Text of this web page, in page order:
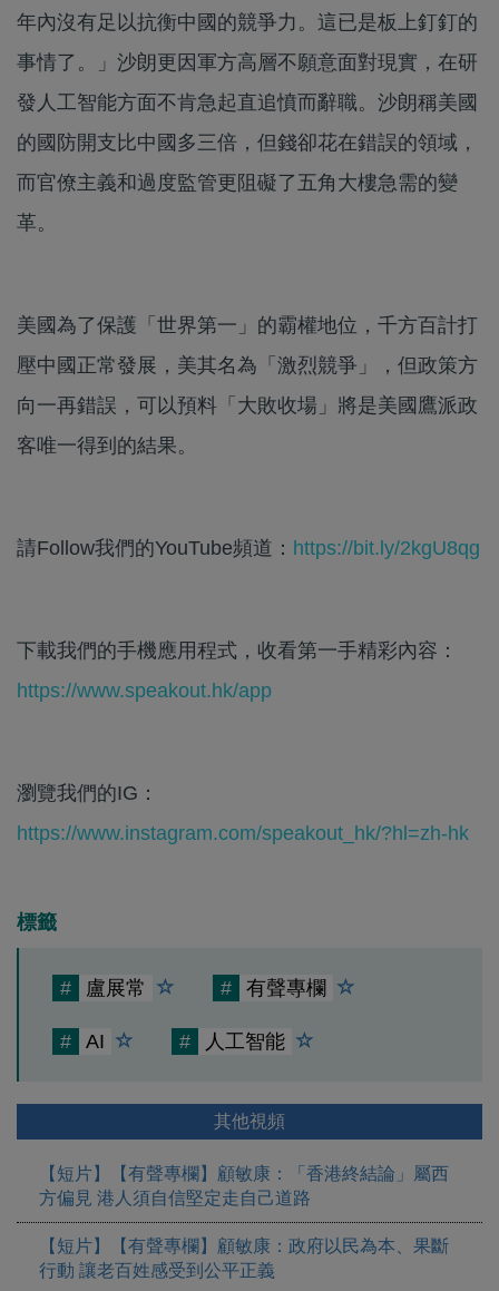
年內沒有足以抗衡中國的競爭力。這已是板上釘釘的
事情了。」沙朗更因軍方高層不願意面對現實，在研
發人工智能方面不肯急起直追憤而辭職。沙朗稱美國
的國防開支比中國多三倍，但錢卻花在錯誤的領域，
而官僚主義和過度監管更阻礙了五角大樓急需的變
革。
美國為了保護「世界第一」的霸權地位，千方百計打
壓中國正常發展，美其名為「激烈競爭」，但政策方
向一再錯誤，可以預料「大敗收場」將是美國鷹派政
客唯一得到的結果。
請Follow我們的YouTube頻道： https://bit.ly/2kgU8qg
下載我們的手機應用程式，收看第一手精彩內容：
https://www.speakout.hk/app
瀏覽我們的IG：
https://www.instagram.com/speakout_hk/?hl=zh-hk
標籤
# 盧展常 # 有聲專欄
# AI # 人工智能
其他視頻
【短片】【有聲專欄】顧敏康：「香港終結論」屬西
方偏見 港人須自信堅定走自己道路
【短片】【有聲專欄】顧敏康：​政府以民為本、果斷
行動 讓老百姓感受到公平正義